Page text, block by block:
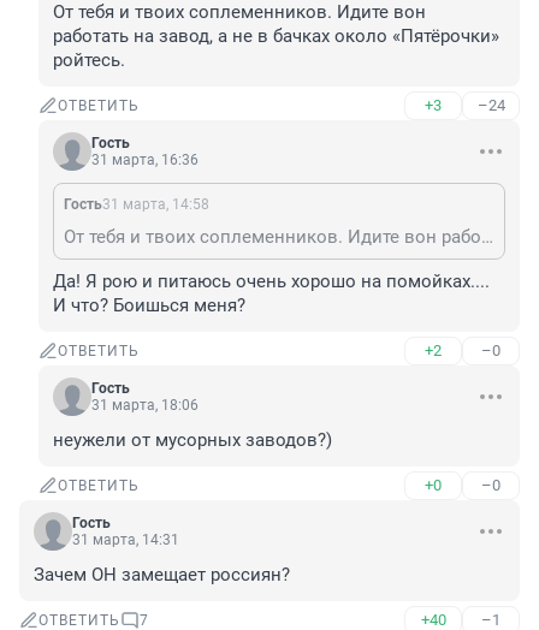
От тебя и твоих соплеменников. Идите вон
работать на завод, а не в бачках около «Пятёрочки»
ройтесь.
ОТВЕТИТЬ +3 –24
Гость
31 марта, 16:36
Гость31 марта, 14:58
От тебя и твоих соплеменников. Идите вон работать на завод, а не в бачках около «Пятёрочки» ройтесь.
Да! Я рою и питаюсь очень хорошо на помойках....
И что? Боишься меня?
ОТВЕТИТЬ +2 –0
Гость
31 марта, 18:06
неужели от мусорных заводов?)
ОТВЕТИТЬ +0 –0
Гость
31 марта, 14:31
Зачем ОН замещает россиян?
ОТВЕТИТЬ 7 +40 –1